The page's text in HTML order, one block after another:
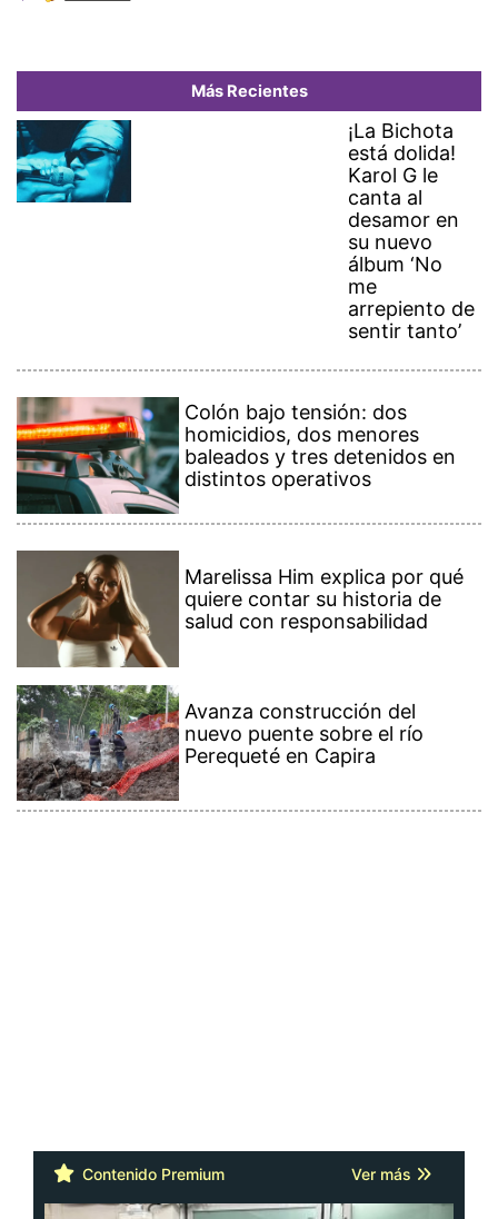
Más Recientes
¡La Bichota
está dolida!
Karol G le
canta al
desamor en
su nuevo
álbum ‘No
me
arrepiento de
sentir tanto’
Colón bajo tensión: dos
homicidios, dos menores
baleados y tres detenidos en
distintos operativos
Marelissa Him explica por qué
quiere contar su historia de
salud con responsabilidad
Avanza construcción del
nuevo puente sobre el río
Perequeté en Capira
Contenido Premium Ver más